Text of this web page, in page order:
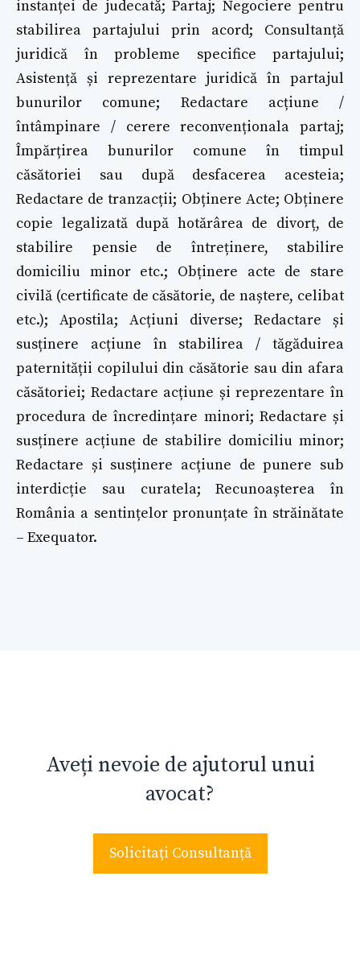
instanței de judecată; Partaj; Negociere pentru
stabilirea partajului prin acord; Consultanță
juridică în probleme specifice partajului;
Asistență și reprezentare juridică în partajul
bunurilor comune; Redactare acțiune /
întâmpinare / cerere reconvenționala partaj;
Împărțirea bunurilor comune în timpul
căsătoriei sau după desfacerea acesteia;
Redactare de tranzacții; Obținere Acte; Obținere
copie legalizată după hotărârea de divorț, de
stabilire pensie de întreținere, stabilire
domiciliu minor etc.; Obținere acte de stare
civilă (certificate de căsătorie, de naștere, celibat
etc.); Apostila; Acțiuni diverse; Redactare și
susținere acțiune în stabilirea / tăgăduirea
paternității copilului din căsătorie sau din afara
căsătoriei; Redactare acțiune și reprezentare în
procedura de încredințare minori; Redactare și
susținere acțiune de stabilire domiciliu minor;
Redactare și susținere acțiune de punere sub
interdicție sau curatela; Recunoașterea în
România a sentințelor pronunțate în străinătate
– Exequator.
Aveți nevoie de ajutorul unui
avocat?
Solicitați Consultanță